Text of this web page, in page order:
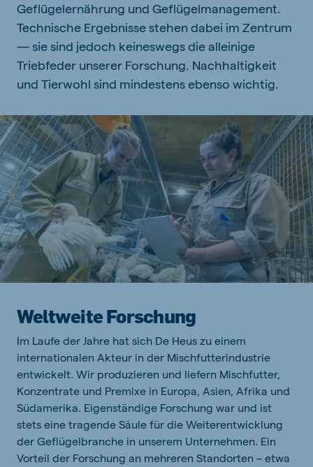
Geflügelernährung und Geflügelmanagement.
Technische Ergebnisse stehen dabei im Zentrum
— sie sind jedoch keineswegs die alleinige
Triebfeder unserer Forschung. Nachhaltigkeit
und Tierwohl sind mindestens ebenso wichtig.
Weltweite Forschung
Im Laufe der Jahre hat sich De Heus zu einem
internationalen Akteur in der Mischfutterindustrie
entwickelt. Wir produzieren und liefern Mischfutter,
Konzentrate und Premixe in Europa, Asien, Afrika und
Südamerika. Eigenständige Forschung war und ist
stets eine tragende Säule für die Weiterentwicklung
der Geflügelbranche in unserem Unternehmen. Ein
Vorteil der Forschung an mehreren Standorten – etwa